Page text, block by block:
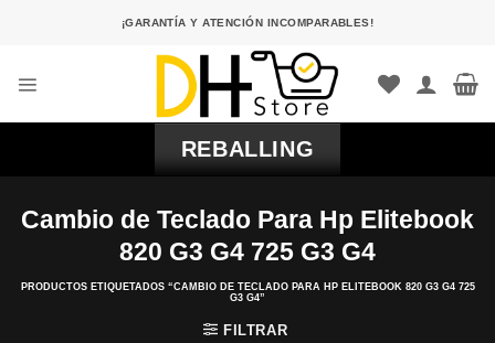
¡GARANTÍA Y ATENCIÓN INCOMPARABLES!
REBALLING
Cambio de Teclado Para Hp Elitebook
820 G3 G4 725 G3 G4
PRODUCTOS ETIQUETADOS “CAMBIO DE TECLADO PARA HP ELITEBOOK 820 G3 G4 725
G3 G4”
FILTRAR